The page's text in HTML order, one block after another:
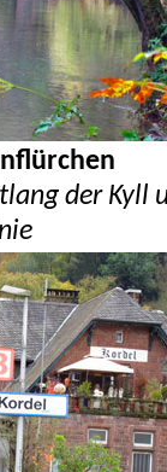
der Kyll